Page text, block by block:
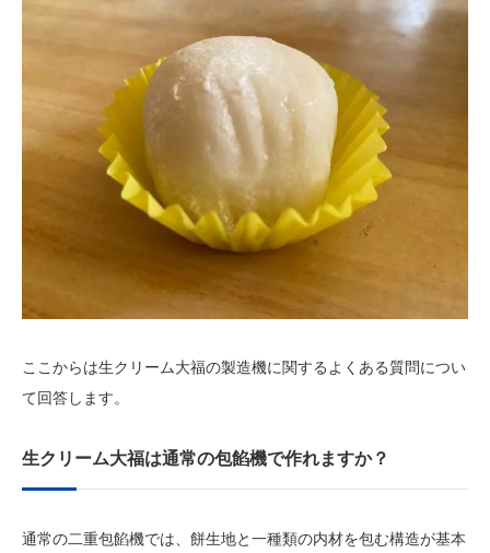
ここからは生クリーム大福の製造機に関するよくある質問につい
て回答します。
生クリーム大福は通常の包餡機で作れますか？
通常の二重包餡機では、餅生地と一種類の内材を包む構造が基本